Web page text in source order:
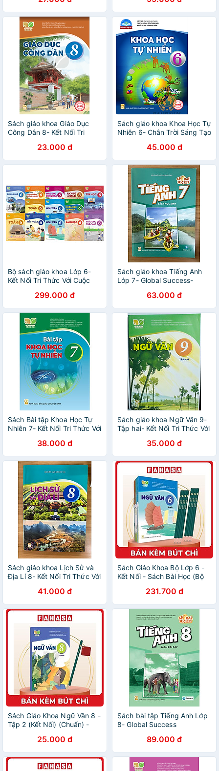
Sách giáo khoa Giáo Dục
Công Dân 8- Kết Nối Tri
Nilon bọc Sách)
23.000 đ
Sách giáo khoa Khoa Học Tự
Nhiên 6- Chân Trời Sáng Tạo
45.000 đ
Bộ sách giáo khoa Lớp 6-
Kết Nối Tri Thức Với Cuộc
nilong bao sách, nhãn tên)
299.000 đ
Sách giáo khoa Tiếng Anh
Lớp 7- Global Success-
nhãn tên)63.000 đ
Sách Bài tập Khoa Học Tự
Nhiên 7- Kết Nối Tri Thức Với
38.000 đ
Sách giáo khoa Ngữ Văn 9-
Tập hai- Kết Nối Tri Thức Với
35.000 đ
Sách giáo khoa Lịch Sử và
Địa Lí 8- Kết Nối Tri Thức Với
sách, nhãn tên)
41.000 đ
Sách Giáo Khoa Bộ Lớp 6 -
Kết Nối - Sách Bài Học (Bộ
(Chuẩn) - Kèm 10 Bút Chì
231.700 đ
Sách Giáo Khoa Ngữ Văn 8 -
Tập 2 (Kết Nối) (Chuẩn) -
25.000 đ
Sách bài tập Tiếng Anh Lớp
8- Global Success
89.000 đ